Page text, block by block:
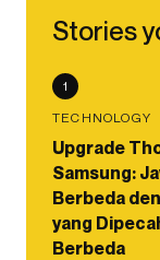
Stories
1
TECHNOLOGY
Upgrade
Samsung:
Berbeda
yang
Berbeda